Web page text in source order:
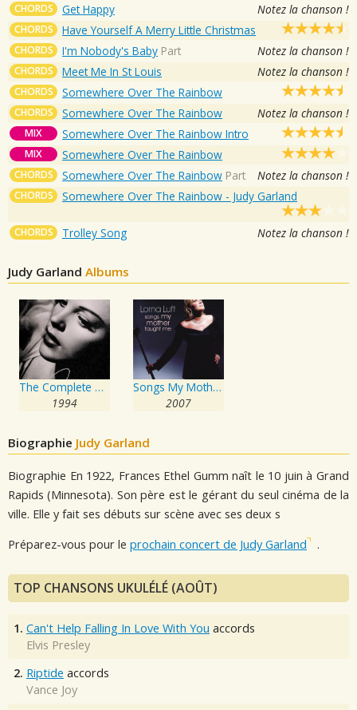
CHORDS Get Happy Notez la chanson !
CHORDS Have Yourself A Merry Little Christmas
CHORDS I'm Nobody's Baby Part Notez la chanson !
CHORDS Meet Me In St Louis Notez la chanson !
CHORDS Somewhere Over The Rainbow
CHORDS Somewhere Over The Rainbow Notez la chanson !
MIX Somewhere Over The Rainbow Intro
MIX Somewhere Over The Rainbow
CHORDS Somewhere Over The Rainbow Part Notez la chanson !
CHORDS Somewhere Over The Rainbow - Judy Garland
CHORDS Trolley Song Notez la chanson !
Judy Garland Albums
The Complete Decca Masters
1994
Songs My Mother Taught Me
2007
Biographie Judy Garland
Biographie En 1922, Frances Ethel Gumm naît le 10 juin à Grand
Rapids (Minnesota). Son père est le gérant du seul cinéma de la
ville. Elle y fait ses débuts sur scène avec ses deux s
Préparez-vous pour le prochain concert de Judy Garland .
TOP CHANSONS UKULÉLÉ (AOÛT)
1. Can't Help Falling In Love With You accords
Elvis Presley
2. Riptide accords
Vance Joy